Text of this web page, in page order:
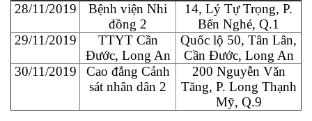
28/11/2019
Bệnh viện Nhi
đồng 2
14, Lý Tự Trọng, P.
Bến Nghé, Q.1
29/11/2019
TTYT Cần
Đước, Long An
Quốc lộ 50, Tân Lân,
Cần Đước, Long An
30/11/2019
Cao đẳng Cảnh
sát nhân dân 2
200 Nguyễn Văn
Tăng, P. Long Thạnh
Mỹ, Q.9